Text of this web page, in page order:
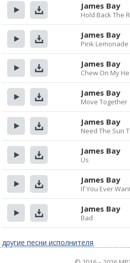
Прослушать
Скачать
James Bay
Hold Back The
Прослушать
Скачать
James Bay
Pink Lemonade
Прослушать
Скачать
James Bay
Chew On My
Прослушать
Скачать
James Bay
Move Together
Прослушать
Скачать
James Bay
Need The Sun
Прослушать
Скачать
James Bay
Us
Прослушать
Скачать
James Bay
If You Ever
Прослушать
Скачать
James Bay
Bad
другие песни исполнителя